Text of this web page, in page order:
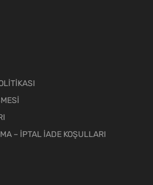
– İPTAL İADE KOŞULLARI